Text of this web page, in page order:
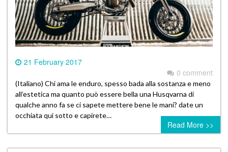
21 February 2017
0 comment
(Italiano) Chi ama le enduro, spesso bada alla sostanza e meno
all’estetica ma quanto può essere bella una Husqvarna di
qualche anno fa se ci sapete mettere bene le mani? date un
occhiata qui sotto e capirete…
Read More >>